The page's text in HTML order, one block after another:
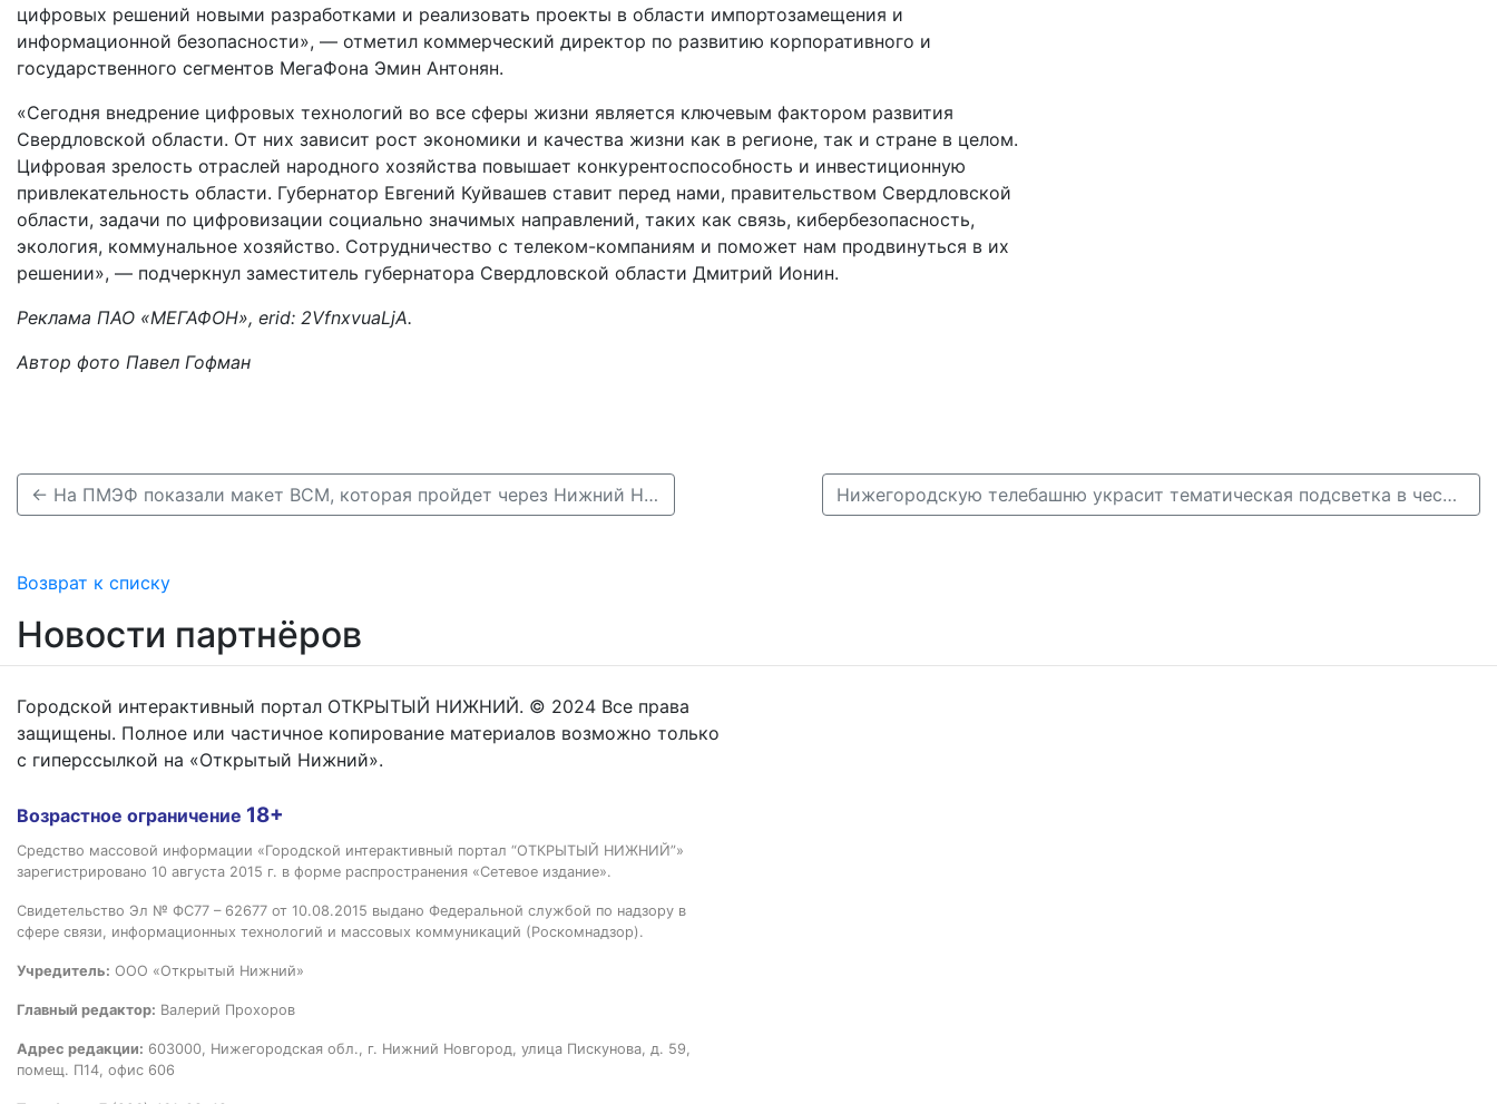
цифровых решений новыми разработками и реализовать проекты в области импортозамещения и
информационной безопасности», — отметил коммерческий директор по развитию корпоративного и
государственного сегментов МегаФона Эмин Антонян.
«Сегодня внедрение цифровых технологий во все сферы жизни является ключевым фактором развития
Свердловской области. От них зависит рост экономики и качества жизни как в регионе, так и стране в целом.
Цифровая зрелость отраслей народного хозяйства повышает конкурентоспособность и инвестиционную
привлекательность области. Губернатор Евгений Куйвашев ставит перед нами, правительством Свердловской
области, задачи по цифровизации социально значимых направлений, таких как связь, кибербезопасность,
экология, коммунальное хозяйство. Сотрудничество с телеком-компаниям и поможет нам продвинуться в их
решении», — подчеркнул заместитель губернатора Свердловской области Дмитрий Ионин.
Реклама ПАО «МЕГАФОН», erid: 2VfnxvuaLjA.
Автор фото Павел Гофман
← На ПМЭФ показали макет ВСМ, которая пройдет через Нижний Новгород Нижегородскую телебашню украсит тематическая подсветка в честь мероприятий БРИКС →
Возврат к списку
Новости партнёров
Городской интерактивный портал ОТКРЫТЫЙ НИЖНИЙ. © 2024 Все права
защищены. Полное или частичное копирование материалов возможно только
с гиперссылкой на «Открытый Нижний».
Возрастное ограничение 18+
Средство массовой информации «Городской интерактивный портал “ОТКРЫТЫЙ НИЖНИЙ”»
зарегистрировано 10 августа 2015 г. в форме распространения «Сетевое издание».
Свидетельство Эл № ФС77 – 62677 от 10.08.2015 выдано Федеральной службой по надзору в
сфере связи, информационных технологий и массовых коммуникаций (Роскомнадзор).
Учредитель: ООО «Открытый Нижний»
Главный редактор: Валерий Прохоров
Адрес редакции: 603000, Нижегородская обл., г. Нижний Новгород, улица Пискунова, д. 59,
помещ. П14, офис 606